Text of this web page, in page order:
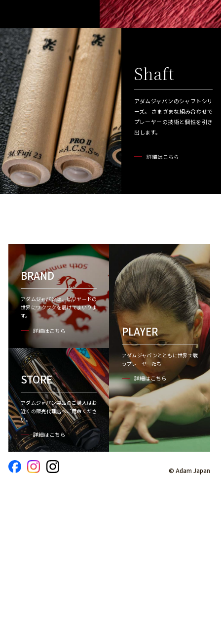
Shaft
アダムジャパンのシャフトシリ
ーズ。
さまざまな組み合わせで
プレーヤーの技術と個性を引き
出します。
詳細はこちら
BRAND
アダムジャパンは、ビリヤードの
世界にワクワクを届けてまいりま
す。
詳細はこちら
STORE
アダムジャパン製品のご購入はお
近くの販売代理店へご用命くださ
い。
詳細はこちら
PLAYER
アダムジャパンとともに世界で戦
うプレーヤーたち
詳細はこちら
© Adam Japan